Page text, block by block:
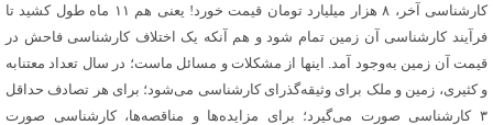
کارشناسی آخر، ۸ هزار میلیارد تومان قیمت خورد! یعنی هم ۱۱ ماه طول کشید تا
فرآیند کارشناسی آن زمین تمام شود و هم آنکه یک اختلاف کارشناسی فاحش در
قیمت آن زمین به‌وجود آمد. اینها از مشکلات و مسائل ماست؛ در سال تعداد معتنابه
و کثیری، زمین و ملک برای وثیقه‌گذرای کارشناسی می‌شود؛ برای هر تصادف حداقل
۳ کارشناسی صورت می‌گیرد؛ برای مزایده‌ها و مناقصه‌ها، کارشناسی صورت